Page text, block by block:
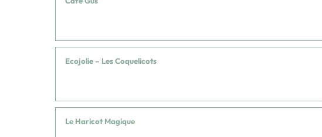
Ecojolie – Les Coquelicots
Le Haricot Magique